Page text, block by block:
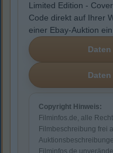
Limited Edition -
Code direkt auf Ihrer
einer Ebay-Auktion
Copyright Hinweis:
Filminfos.de, alle
Filmbeschreibung frei